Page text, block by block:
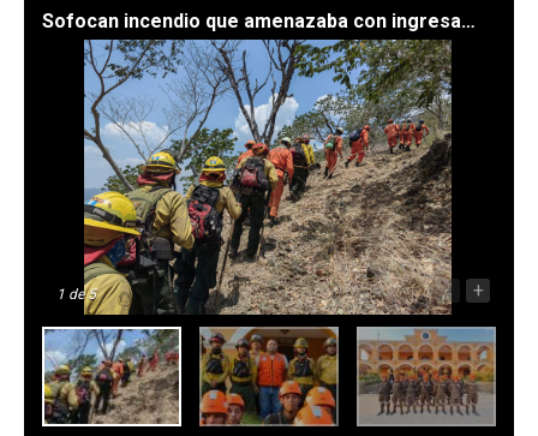
Sofocan incendio que amenazaba con ingresar a Guatemala por Jeréz, Jutiapa. / Foto: Daniela Arana.
1 de 5 - +